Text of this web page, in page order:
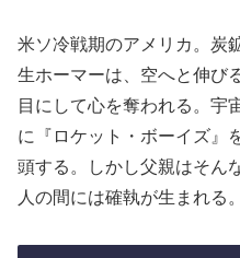
米ソ冷戦期のアメリカ。炭
生ホーマーは、空へと伸び
目にして心を奪われる。宇
に『ロケット・ボーイズ』
頭する。しかし父親はそん
人の間には確執が生まれる。